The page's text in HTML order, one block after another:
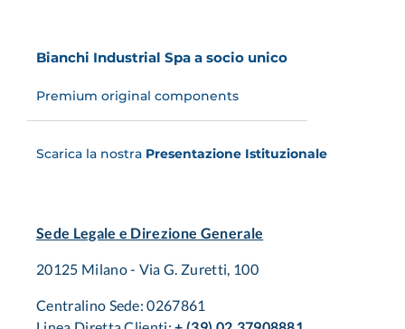
Bianchi Industrial Spa a socio unico
Premium original components
Scarica la nostra Presentazione Istituzionale
Sede Legale e Direzione Generale
20125 Milano - Via G. Zuretti, 100
Centralino Sede: 0267861